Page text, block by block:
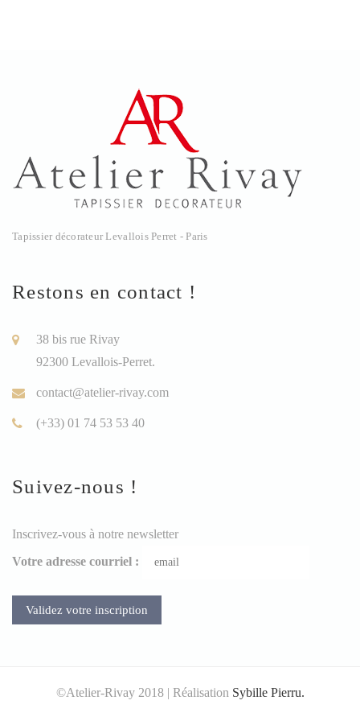
Tapissier décorateur Levallois Perret - Paris
Restons en contact !
38 bis rue Rivay
92300 Levallois-Perret.
contact@atelier-rivay.com
(+33) 01 74 53 53 40
Suivez-nous !
Inscrivez-vous à notre newsletter
Votre adresse courriel :
©Atelier-Rivay 2018 | Réalisation Sybille Pierru.